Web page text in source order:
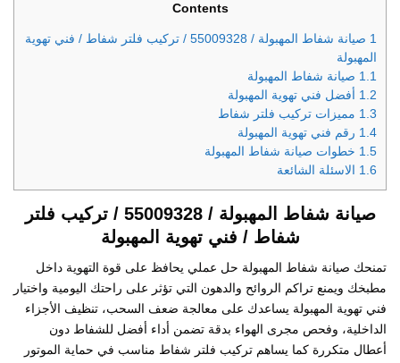
Contents
1
صيانة شفاط المهبولة / 55009328 / تركيب فلتر شفاط / فني تهوية
المهبولة
1.1 صيانة شفاط المهبولة
1.2 أفضل فني تهوية المهبولة
1.3 مميزات تركيب فلتر شفاط
1.4 رقم فني تهوية المهبولة
1.5 خطوات صيانة شفاط المهبولة
1.6 الاسئلة الشائعة
صيانة شفاط المهبولة / 55009328 / تركيب فلتر
شفاط / فني تهوية المهبولة
تمنحك صيانة شفاط المهبولة حل عملي يحافظ على قوة التهوية داخل
مطبخك ويمنع تراكم الروائح والدهون التي تؤثر على راحتك اليومية واختيار
فني تهوية المهبولة يساعدك على معالجة ضعف السحب، تنظيف الأجزاء
الداخلية، وفحص مجرى الهواء بدقة تضمن أداء أفضل للشفاط دون
أعطال متكررة كما يساهم تركيب فلتر شفاط مناسب في حماية الموتور